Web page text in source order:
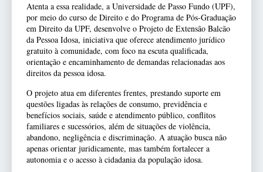
Atenta a essa realidade, a Universidade de Passo Fundo (UPF),
por meio do curso de Direito e do Programa de Pós-Graduação
em Direito da UPF, desenvolve o Projeto de Extensão Balcão
da Pessoa Idosa, iniciativa que oferece atendimento jurídico
gratuito à comunidade, com foco na escuta qualificada,
orientação e encaminhamento de demandas relacionadas aos
direitos da pessoa idosa.
O projeto atua em diferentes frentes, prestando suporte em
questões ligadas às relações de consumo, previdência e
benefícios sociais, saúde e atendimento público, conflitos
familiares e sucessórios, além de situações de violência,
abandono, negligência e discriminação. A atuação busca não
apenas orientar juridicamente, mas também fortalecer a
autonomia e o acesso à cidadania da população idosa.